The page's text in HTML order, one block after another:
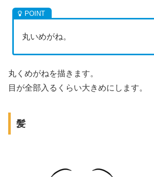
丸いめがね。
丸くめがねを描きます。
目が全部入るくらい大きめにします。
髪